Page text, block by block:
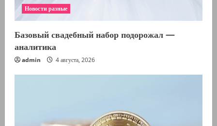
Новости разные
Базовый свадебный набор подорожал —
аналитика
admin 4 августа, 2026